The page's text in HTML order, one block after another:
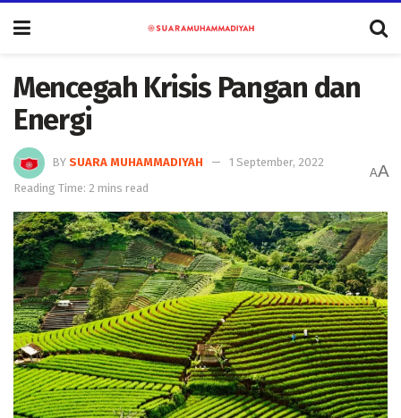
Mencegah Krisis Pangan dan
Energi
BY SUARA MUHAMMADIYAH
1 September, 2022
Reading Time: 2 mins read
AA